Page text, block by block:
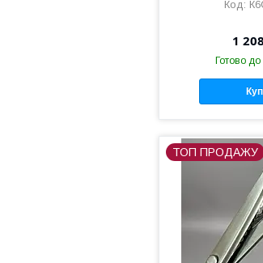
1
Готово до
ТОП ПРОДАЖУ